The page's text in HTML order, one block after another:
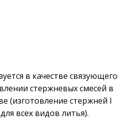
в качестве связующего
стержневых смесей в
(изготовление стержней I
всех видов литья).